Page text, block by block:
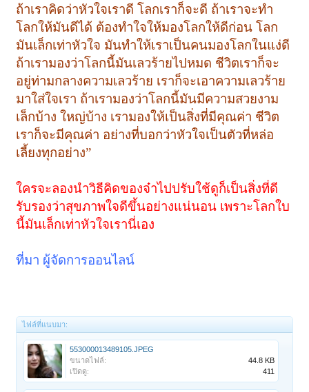
ถ้าเราคิดว่าหัวใจเราดี โลกเราก็จะดี ถ้าเราจะทำ
โลกให้มันดีได้ ต้องทำใจให้มองโลกให้ดีก่อน โลก
มันเล็กเท่าหัวใจ มันทำให้เราเป็นคนมองโลกในแง่ดี
ถ้าเรามองว่าโลกนี้มันเลวร้ายไปหมด ชีวิตเราก็จะ
อยู่ท่ามกลางความเลวร้าย เราก็จะเอาความเลวร้าย
มาใส่ใจเรา ถ้าเรามองว่าโลกนี้มันมีความสวยงาม
เล็กบ้าง ใหญ่บ้าง เรามองให้เป็นสิ่งที่มีคุณค่า ชีวิต
เราก็จะมีคุณค่า อย่างที่บอกว่าหัวใจเป็นตัวที่หล่อ
เลี้ยงทุกอย่าง”
ใครจะลองนำวิธีคิดของจ๋าไปปรับใช้ดูก็เป็นสิ่งที่ดี
รับรองว่าสุขภาพใจดีขึ้นอย่างแน่นอน เพราะโลกใบ
นี้มันเล็กเท่าหัวใจเรานี่เอง
ที่มา ผู้จัดการออนไลน์
ไฟล์ที่แนบมา:
553000013489105.JPEG
ขนาดไฟล์:
44.8 KB
เปิดดู:
411